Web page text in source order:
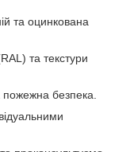
та оцинкована
та текстури
пожежна безпека.